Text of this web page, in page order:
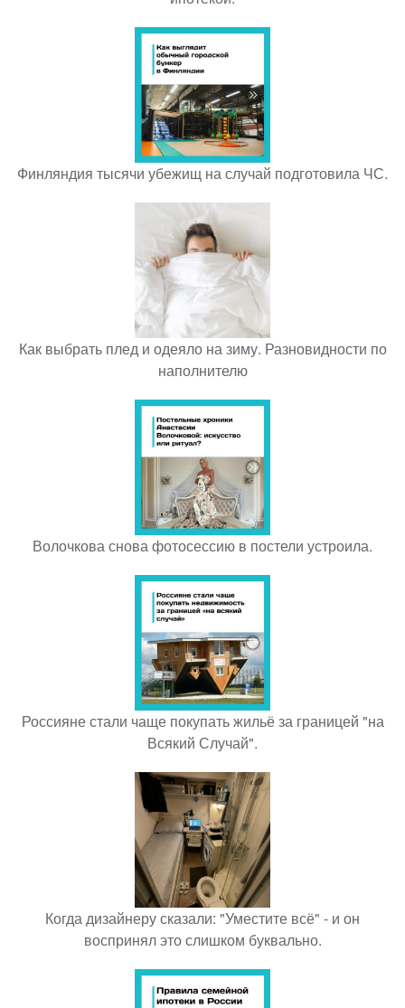
Финляндия тысячи убежищ на случай подготовила ЧС.
Как выбрать плед и одеяло на зиму. Разновидности по
наполнителю
Волочкова снова фотосессию в постели устроила.
Россияне стали чаще покупать жильё за границей "на
Всякий Случай".
Когда дизайнеру сказали: "Уместите всё" - и он
воспринял это слишком буквально.